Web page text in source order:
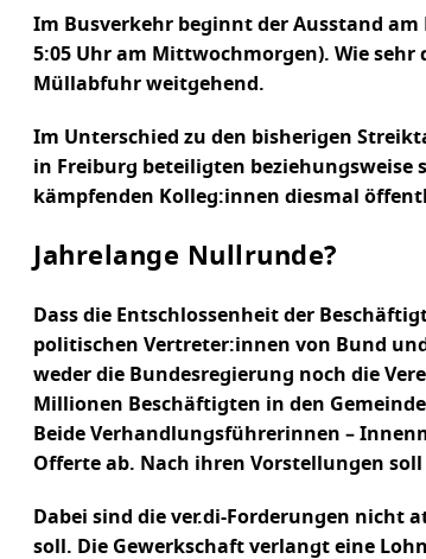
Im Busverkehr beginnt der Ausstand
5:05 Uhr am Mittwochmorgen). Wie
Müllabfuhr weitgehend.
Im Unterschied zu den bisherigen
in Freiburg beteiligten beziehungsweise
kämpfenden Kolleg:innen diesmal
Jahrelange Nullrunde?
Dass die Entschlossenheit der
politischen Vertreter:innen von Bund
weder die Bundesregierung noch die
Millionen Beschäftigten in den
Beide Verhandlungsführerinnen –
Offerte ab. Nach ihren Vorstellungen
Dabei sind die ver.di-Forderungen
soll. Die Gewerkschaft verlangt eine